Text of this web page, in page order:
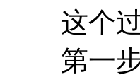
这个过
第一步